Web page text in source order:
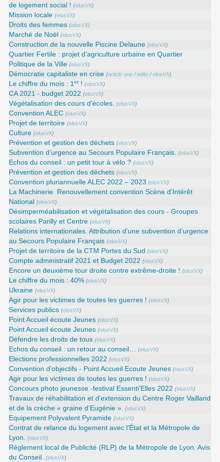
de logement social ! (elusVX)
Mission locale (elusVX)
Droits des femmes (elusVX)
Marché de Noël (elusVX)
Construction de la nouvelle Piscine Delaune (elusVX)
Quartier Fertile : projet d’agriculture urbaine en Quartier
Politique de la Ville (elusVX)
Démocratie capitaliste en crise (article une /edito /elusVX)
Le chiffre du mois : 1er! (elusVX)
CA 2021 - budget 2022 (elusVX)
Végétalisation des cours d’écoles. (elusVX)
Convention ALEC (elusVX)
Projet de territoire (elusVX)
Culture (elusVX)
Prévention et gestion des déchets (elusVX)
Subvention d’urgence au Secours Populaire Français. (elusVX)
Echos du conseil : un petit tour à vélo ? (elusVX)
Prévention et gestion des déchets (elusVX)
Convention pluriannuelle ALEC 2022 – 2023 (elusVX)
La Machinerie. Renouvellement convention Scène d’Intérêt
National
(elusVX)
Désimperméabilisation et végétalisation des cours - Groupes
scolaires Parilly et Centre (elusVX)
Relations internationales. Attribution d’une subvention d’urgence
au Secours Populaire Français (elusVX)
Projet de territoire de la CTM Portes du Sud (elusVX)
Compte administratif 2021 et Budget 2022 (elusVX)
Encore un deuxième tour droite contre extrême-droite ! (elusVX)
Le chiffre du mois : 40% (elusVX)
Ukraine (elusVX)
Agir pour les victimes de toutes les guerres ! (elusVX)
Services publics (elusVX)
Point Accueil écoute Jeunes (elusVX)
Point Accueil écoute Jeunes (elusVX)
Défendre les droits de tous (elusVX)
Echos du conseil : un retour au conseil… (elusVX)
Elections professionnelles 2022 (elusVX)
Convention d’objectifs - Point Accueil Ecoute Jeunes (elusVX)
Agir pour les victimes de toutes les guerres ! (elusVX)
Concours photo jeunesse -festival Essenti’Elles 2022 (elusVX)
Travaux de réhabilitation et d’extension du Centre Roger Vailland
et de la crèche « graine d’Eugénie ». (elusVX)
Equipement Polyvalent Pyramide (elusVX)
Contrat de relance du logement avec l’État et la Métropole de
Lyon. (elusVX)
Règlement local de Publicité (RLP) de la Métropole de Lyon. Avis
du Conseil. (elusVX)